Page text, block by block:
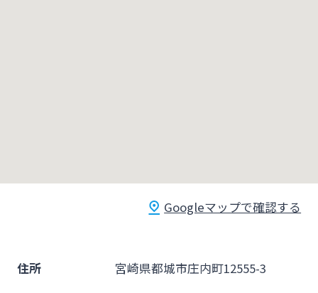
法人・個人事業主のお客さま
株主・投資家の皆さま
Googleマップで確認する
住所 宮崎県都城市庄内町12555-3